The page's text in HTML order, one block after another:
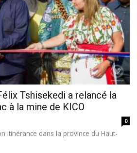
Tshisekedi a relancé la
à la mine de KICO
0
itinérance dans la province du Haut-